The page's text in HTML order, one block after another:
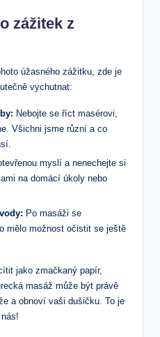
zážitek z
úžasného zážitku,⁢ zde je
vychutnat:
Nebojte se říct ⁢masérovi,
Všichni jsme různí a co
myslí a nenechejte si
⁢na domácí úkoly nebo‌
‌Po masáži ⁣se
mělo možnost ‍očistit se ještě​
jako ⁢zmačkaný papír,
masáž může být právě
a obnoví vaši dušičku. To je